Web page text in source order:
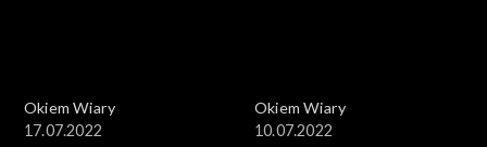
Okiem Wiary
17.07.2022
Okiem Wiary
10.07.2022